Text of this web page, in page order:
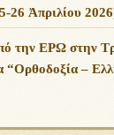
26 Ἀπριλίου
την ΕΡΩ στην
“Ορθοδοξία –